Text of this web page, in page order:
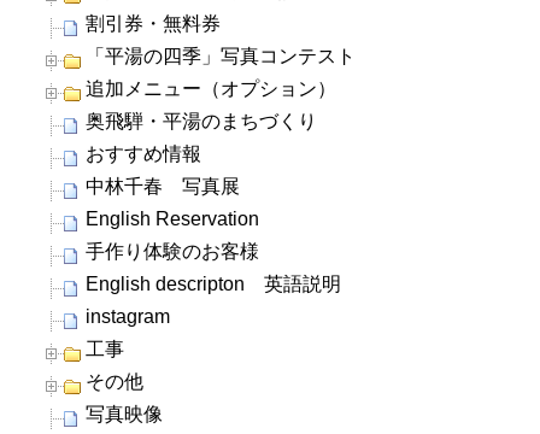
割引券・無料券
「平湯の四季」写真コンテスト
追加メニュー（オプション）
奥飛騨・平湯のまちづくり
おすすめ情報
中林千春 写真展
English Reservation
手作り体験のお客様
English descripton 英語説明
instagram
工事
その他
写真映像